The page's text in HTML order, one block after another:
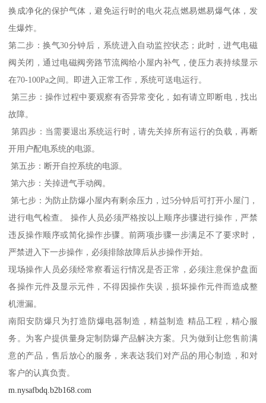
换成净化的保护气体，避免运行时的电火花点燃易燃易爆气体，发
生爆炸。
第二步：换气30分钟后，系统进入自动监控状态；此时，进气电磁
阀关闭，通过电磁阀旁路节流阀给小屋内补气，使压力表持续显示
在70-100Pa之间。即进入正常工作，系统可送电运行。
第三步：操作过程中要观察有否异常变化，如有请立即断电，找出
故障。
第四步：当需要退出系统运行时，请先关掉所有运行的负载，再断
开用户配电系统的电源。
第五步：断开自控系统的电源。
第六步：关掉进气手动阀。
第七步：为防止防爆小屋内有剩余压力，过5分钟后可打开小屋门，
进行电气检查。 操作人员必须严格按以上顺序步骤进行操作，严禁
违反操作顺序或简化操作步骤。前两项步骤一步满足不了要求时，
严禁进入下一步操作，必须排除故障后从步操作开始。
现场操作人员必须经常察看运行情况是否正常，必须注意保护盘面
各操作元件及显示元件，不得因操作失误，损坏操作元件而造成整
机泄漏。
南阳安防爆只为打造防爆电器制造，精益制造 精品工程，精心服
务。为客户提供量身定制防爆产品解决方案。只为做到让您售前满
意的产品，售后放心的服务，来表达我们对产品的用心制造，和对
客户的认真负责。
m.nysafbdq.b2b168.com